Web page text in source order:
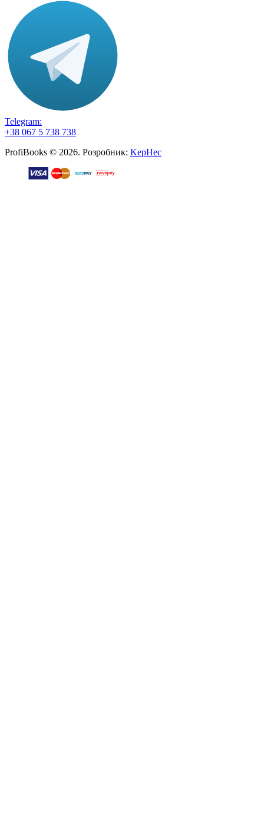
Telegram:
+38 067 5 738 738
ProfiBooks © 2026. Розробник: KepHec